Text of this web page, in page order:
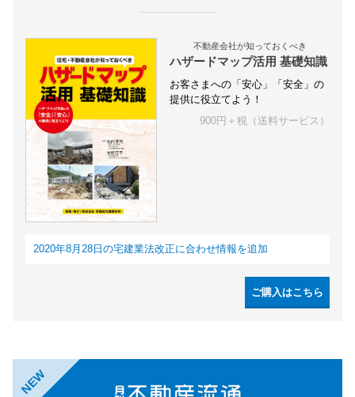
不動産会社が知っておくべき
ハザードマップ活用 基礎知識
お客さまへの「安心」「安全」の
提供に役立てよう！
900円＋税（送料サービス）
2020年8月28日の宅建業法改正に合わせ情報を追加
ご購入はこちら
NEW